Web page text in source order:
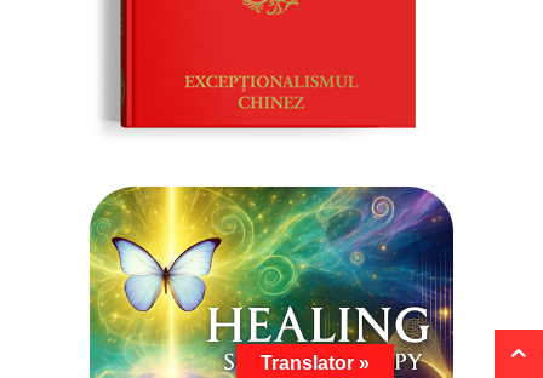
Translator »